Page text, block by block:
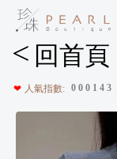
< 回首頁
❤ 人氣指數: 0 0 0 1 4 3